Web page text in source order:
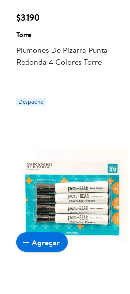
$3.190
Torre
Plumones De Pizarra Punta
Redonda 4 Colores Torre
Despacho
Agregar